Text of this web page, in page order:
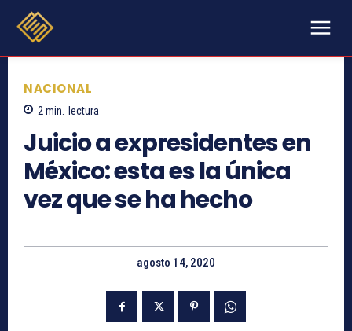
NACIONAL
2 min. lectura
Juicio a expresidentes en
México: esta es la única
vez que se ha hecho
agosto 14, 2020